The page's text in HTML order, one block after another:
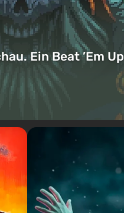
Ein Beat ’Em